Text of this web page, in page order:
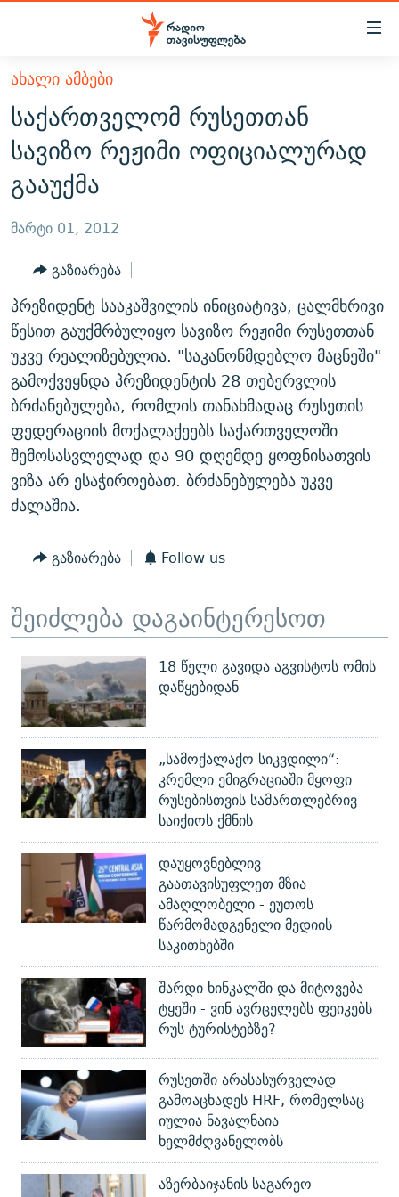
Accessibility
მთავარ
შინაარსზე
დაბრუნება
მთავარ
ნავიგაციაზე
დაბრუნება
ძიებაზე
ᲐᲮᲐᲚᲘ ᲐᲛᲑᲔᲑᲘ
ᲗᲔᲛᲔᲑᲘ
ᲞᲝᲚᲘᲢᲘᲙᲐ
ᲔᲙᲝᲜᲝᲛᲘᲙᲐ
ᲡᲐᲖᲝᲒᲐᲓᲝᲔᲑᲐ
ᲕᲘᲓᲔᲝ
ᲑᲚᲝᲒᲔᲑᲘ
ᲞᲝᲓᲙᲐᲡᲢᲔᲑᲘ
60 ᲓᲔᲪᲘᲑᲔᲚᲘ
ᲒᲐᲜᲙᲘᲗᲮᲕᲘᲡ ᲓᲦᲔ
ᲓᲘᲚᲘᲡ ᲡᲐᲣᲑᲠᲔᲑᲘ
ᲛᲝᲚᲐᲞᲐᲠᲐᲙᲔ ᲢᲔᲥᲡᲢᲔᲑᲘ
ᲨᲘᲜ - ᲣᲪᲮᲝᲔᲗᲨᲘ
ᲚᲘᲢᲔᲠᲐᲢᲣᲠᲣᲚᲘ ᲬᲐᲮᲜᲐᲒᲔᲑᲘ
ᲐᲛᲔᲠᲘᲙᲣᲚᲘ ᲛᲝᲗᲮᲠᲝᲑᲐ
ᲘᲛᲞᲔᲠᲘᲐ ᲓᲐ ᲠᲐᲓᲘᲝ
ᲤᲔᲜᲝᲕᲐᲜᲘ - 2.10
ᲗᲥᲕᲔᲜᲘ ᲞᲣᲑᲚᲘᲙᲐᲪᲘᲔᲑᲘ
ᲞᲠᲝᲔᲥᲢᲔᲑᲘ
ᲣᲙᲠᲐᲘᲜᲐᲨᲘ ᲓᲐᲦᲣᲞᲣᲚᲘ ᲥᲐᲠᲗᲕᲔᲚᲘ ᲛᲔᲑᲠᲫᲝᲚᲔᲑᲘ - 2022
ᲓᲐᲛᲝᲣᲙᲘᲓᲔᲑᲚᲝᲑᲘᲡ 100 ᲬᲔᲚᲘ
ᲩᲔᲛᲘ ᲡᲘᲙᲕᲓᲘᲚᲘᲡ ᲛᲘᲖᲔᲖᲘᲐ COVID-19
11 ᲬᲔᲚᲘ - 11 ᲐᲛᲑᲐᲕᲘ
ᲡᲐᲞᲐᲠᲚᲐᲛᲔᲜᲢᲝ ᲐᲠᲩᲔᲕᲜᲔᲑᲘᲡ ᲘᲡᲢᲝᲠᲘᲐ
ᲑᲐᲕᲨᲕᲔᲑᲘ ᲞᲠᲝᲡᲢᲘᲢᲣᲪᲘᲐᲨᲘ - ᲐᲛᲝᲣᲗᲥᲛᲔᲚᲘ ᲐᲛᲑᲐᲕᲘ
5 ᲐᲛᲑᲐᲕᲘ - 20 ᲘᲕᲜᲘᲡᲡ ᲓᲐᲨᲐᲕᲔᲑᲣᲚᲔᲑᲘ
ᲐᲒᲕᲘᲡᲢᲝᲡ ᲝᲛᲘ
ПРИВЕТ ᲙᲣᲚᲢᲣᲠᲐ
ЭХО КАВКАЗА
ᲒᲐᲛᲝᲘᲬᲔᲠᲔ
ᲐᲮᲐᲚᲘ ᲐᲛᲑᲔᲑᲘ
საქართველომ რუსეთთან
სავიზო რეჟიმი ოფიციალურად
გააუქმა
მარტი 01, 2012
გაზიარება
პრეზიდენტ სააკაშვილის ინიციატივა, ცალმხრივი
წესით გაუქმრბულიყო სავიზო რეჟიმი რუსეთთან
უკვე რეალიზებულია. "საკანონმდებლო მაცნეში"
გამოქვეყნდა პრეზიდენტის 28 თებერვლის
ბრძანებულება, რომლის თანახმადაც რუსეთის
ფედერაციის მოქალაქეებს საქართველოში
შემოსასვლელად და 90 დღემდე ყოფნისათვის
ვიზა არ ესაჭიროებათ. ბრძანებულება უკვე
ძალაშია.
გაზიარება Follow us
შეიძლება დაგაინტერესოთ
18 წელი გავიდა აგვისტოს ომის
დაწყებიდან
„სამოქალაქო სიკვდილი“:
კრემლი ემიგრაციაში მყოფი
რუსებისთვის სამართლებრივ
საიქიოს ქმნის
დაუყოვნებლივ
გაათავისუფლეთ მზია
ამაღლობელი - ეუთოს
წარმომადგენელი მედიის
საკითხებში
შარდი ხინკალში და მიტოვება
ტყეში - ვინ ავრცელებს ფეიკებს
რუს ტურისტებზე?
რუსეთში არასასურველად
გამოაცხადეს HRF, რომელსაც
იულია ნავალნაია
ხელმძღვანელობს
აზერბაიჯანის საგარეო